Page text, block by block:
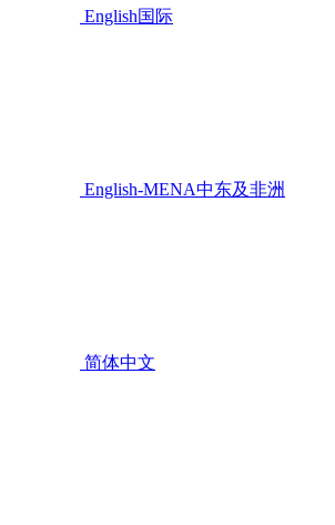
English国际
English-MENA中东及非洲
简体中文